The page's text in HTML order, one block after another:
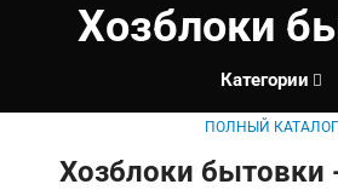
Хозблоки
Категории
ПОЛНЫЙ КАТАЛОГ
Хозблоки бытовки